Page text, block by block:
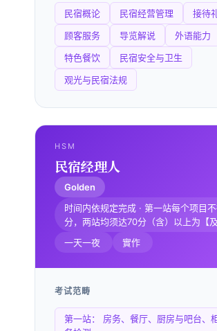
民宿概论 民宿经营管理
接待
顾客服务
导览解说
外语能力
特色餐饮
民宿安全与卫生
观光与民宿法规
HSM
民宿经理人
Golden
时间内依规定完成 · 第一站每个项目
分，两站均须达70分（含）以上为【及
一天一夜
實作
考试范畴
第一站： 房务、餐厅、厨房与吧台、